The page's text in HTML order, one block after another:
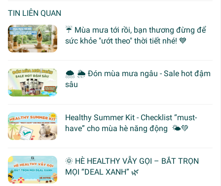
TIN LIÊN QUAN
☔ Mùa mưa tới rồi, bạn thương đừng để
sức khỏe "ướt theo" thời tiết nhé! 💙
🌨 🌦 Đón mùa mưa ngâu - Sale hot đậm
sâu
Healthy Summer Kit - Checklist “must-
have” cho mùa hè năng động 🌤️💚
🌞 HÈ HEALTHY VẪY GỌI – BẮT TRỌN
MỌI “DEAL XANH” 🌿